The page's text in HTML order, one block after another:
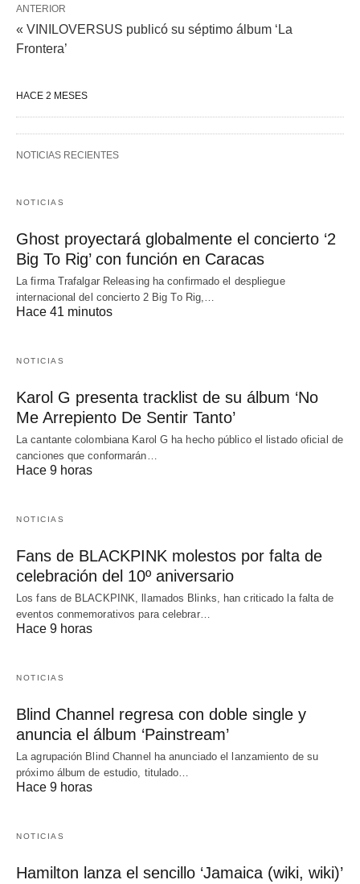
ANTERIOR
« VINILOVERSUS publicó su séptimo álbum ‘La
Frontera’
HACE 2 MESES
NOTICIAS RECIENTES
NOTICIAS
Ghost proyectará globalmente el concierto ‘2
Big To Rig’ con función en Caracas
La firma Trafalgar Releasing ha confirmado el despliegue
internacional del concierto 2 Big To Rig,…
Hace 41 minutos
NOTICIAS
Karol G presenta tracklist de su álbum ‘No
Me Arrepiento De Sentir Tanto’
La cantante colombiana Karol G ha hecho público el listado oficial de
canciones que conformarán…
Hace 9 horas
NOTICIAS
Fans de BLACKPINK molestos por falta de
celebración del 10º aniversario
Los fans de BLACKPINK, llamados Blinks, han criticado la falta de
eventos conmemorativos para celebrar…
Hace 9 horas
NOTICIAS
Blind Channel regresa con doble single y
anuncia el álbum ‘Painstream’
La agrupación Blind Channel ha anunciado el lanzamiento de su
próximo álbum de estudio, titulado…
Hace 9 horas
NOTICIAS
Hamilton lanza el sencillo ‘Jamaica (wiki, wiki)’